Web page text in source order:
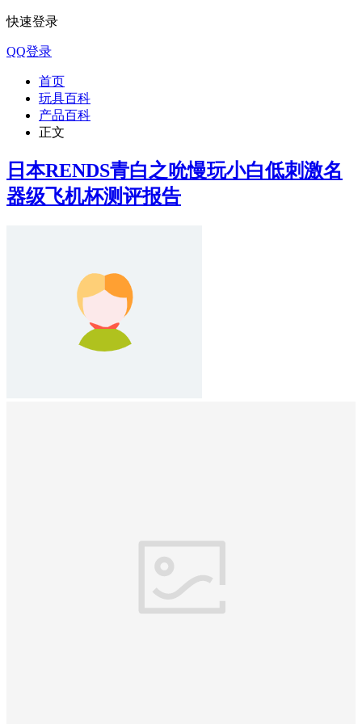
快速登录
QQ登录
首页
玩具百科
产品百科
正文
日本RENDS青白之吮慢玩小白低刺激名
器级飞机杯测评报告